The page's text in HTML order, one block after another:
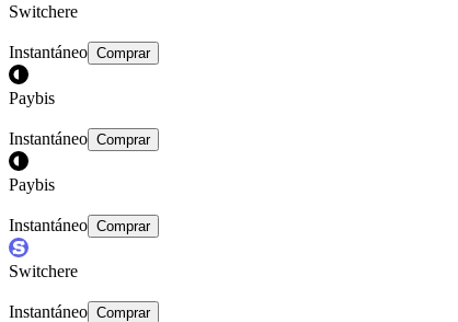
Switchere
Instantáneo Comprar
Paybis
Instantáneo Comprar
Paybis
Instantáneo Comprar
Switchere
Instantáneo Comprar